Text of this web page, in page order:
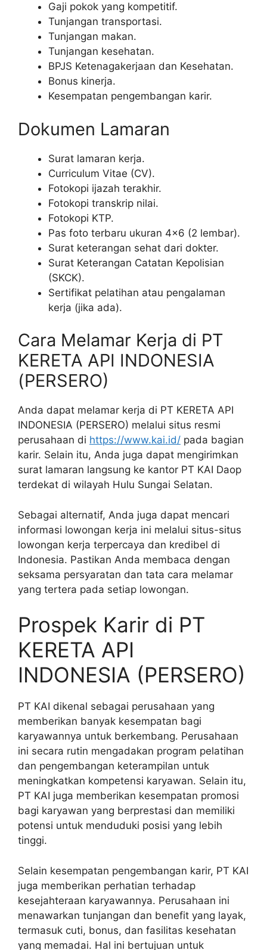
Gaji pokok yang kompetitif.
Tunjangan transportasi.
Tunjangan makan.
Tunjangan kesehatan.
BPJS Ketenagakerjaan dan Kesehatan.
Bonus kinerja.
Kesempatan pengembangan karir.
Dokumen Lamaran
Surat lamaran kerja.
Curriculum Vitae (CV).
Fotokopi ijazah terakhir.
Fotokopi transkrip nilai.
Fotokopi KTP.
Pas foto terbaru ukuran 4×6 (2 lembar).
Surat keterangan sehat dari dokter.
Surat Keterangan Catatan Kepolisian
(SKCK).
Sertifikat pelatihan atau pengalaman
kerja (jika ada).
Cara Melamar Kerja di PT
KERETA API INDONESIA
(PERSERO)
Anda dapat melamar kerja di PT KERETA API
INDONESIA (PERSERO) melalui situs resmi
perusahaan di https://www.kai.id/ pada bagian
karir. Selain itu, Anda juga dapat mengirimkan
surat lamaran langsung ke kantor PT KAI Daop
terdekat di wilayah Hulu Sungai Selatan.
Sebagai alternatif, Anda juga dapat mencari
informasi lowongan kerja ini melalui situs-situs
lowongan kerja terpercaya dan kredibel di
Indonesia. Pastikan Anda membaca dengan
seksama persyaratan dan tata cara melamar
yang tertera pada setiap lowongan.
Prospek Karir di PT
KERETA API
INDONESIA (PERSERO)
PT KAI dikenal sebagai perusahaan yang
memberikan banyak kesempatan bagi
karyawannya untuk berkembang. Perusahaan
ini secara rutin mengadakan program pelatihan
dan pengembangan keterampilan untuk
meningkatkan kompetensi karyawan. Selain itu,
PT KAI juga memberikan kesempatan promosi
bagi karyawan yang berprestasi dan memiliki
potensi untuk menduduki posisi yang lebih
tinggi.
Selain kesempatan pengembangan karir, PT KAI
juga memberikan perhatian terhadap
kesejahteraan karyawannya. Perusahaan ini
menawarkan tunjangan dan benefit yang layak,
termasuk cuti, bonus, dan fasilitas kesehatan
yang memadai. Hal ini bertujuan untuk